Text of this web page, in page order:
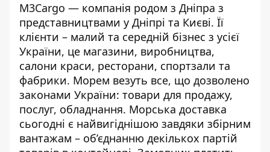
M3Cargo — компанія родом з Дніпра з
представництвами у Дніпрі та Києві. Її
клієнти – малий та середній бізнес з усієї
України, це магазини, виробництва,
салони краси, ресторани, спортзали та
фабрики. Морем везуть все, що дозволено
законами України: товари для продажу,
послуг, обладнання. Морська доставка
сьогодні є найвигіднішою завдяки збірним
вантажам – об’єднанню декількох партій